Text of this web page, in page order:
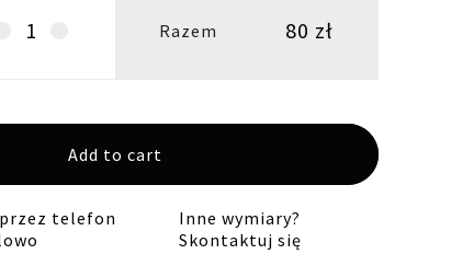
Abażur
quantity
Razem 80 zł
Add to cart
telefon
Inne wymiary?
Skontaktuj się